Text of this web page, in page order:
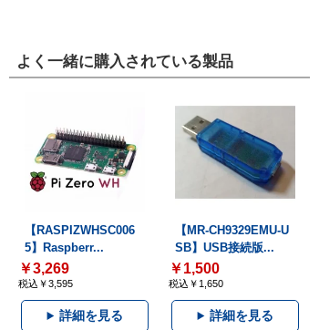
よく一緒に購入されている製品
【RASPIZWHSC006
5】Raspberr...
￥3,269
税込￥3,595
詳細を見る
【MR-CH9329EMU-U
SB】USB接続版...
￥1,500
税込￥1,650
詳細を見る